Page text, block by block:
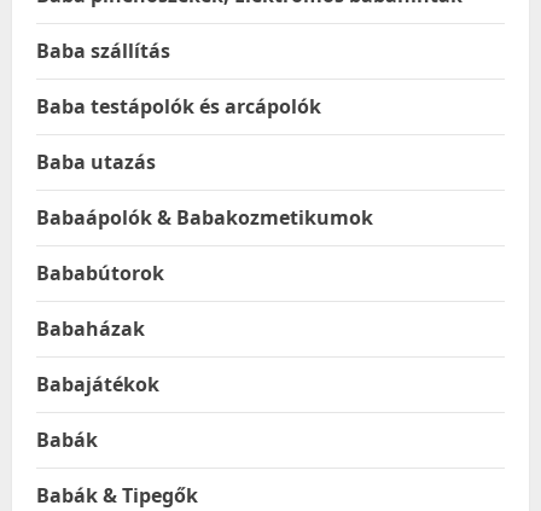
Baba szállítás
Baba testápolók és arcápolók
Baba utazás
Babaápolók & Babakozmetikumok
Bababútorok
Babaházak
Babajátékok
Babák
Babák & Tipegők